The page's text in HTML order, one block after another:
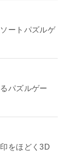
ートパズルゲ
パズルゲー
をほどく3D